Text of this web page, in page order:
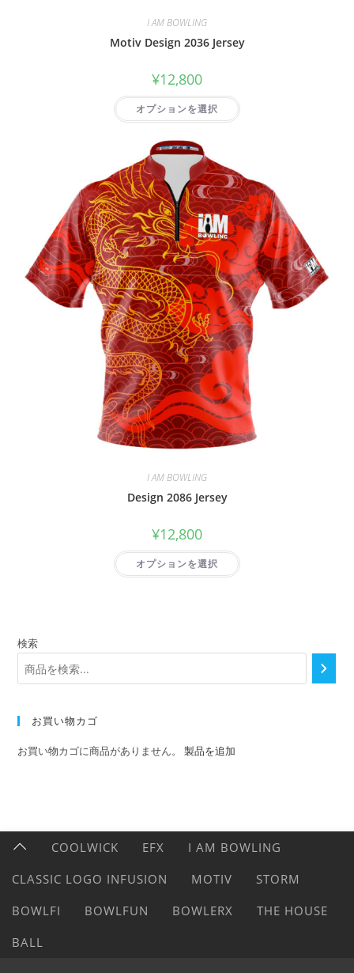
I AM BOWLING
Motiv Design 2036 Jersey
¥12,800
オプションを選択
I AM BOWLING
Design 2086 Jersey
¥12,800
オプションを選択
検索
お買い物カゴ
お買い物カゴに商品がありません。製品を追加
COOLWICK EFX
I AM BOWLING
CLASSIC LOGO INFUSION
MOTIV
STORM
BOWLFI
BOWLFUN BOWLERX
THE HOUSE
BALL